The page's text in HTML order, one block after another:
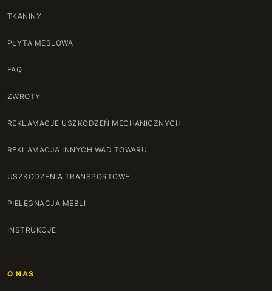
TKANINY
PŁYTA MEBLOWA
FAQ
ZWROTY
REKLAMACJE USZKODZEŃ MECHANICZNYCH
REKLAMACJA INNYCH WAD TOWARU
USZKODZENIA TRANSPORTOWE
PIELĘGNACJA MEBLI
INSTRUKCJE
O NAS